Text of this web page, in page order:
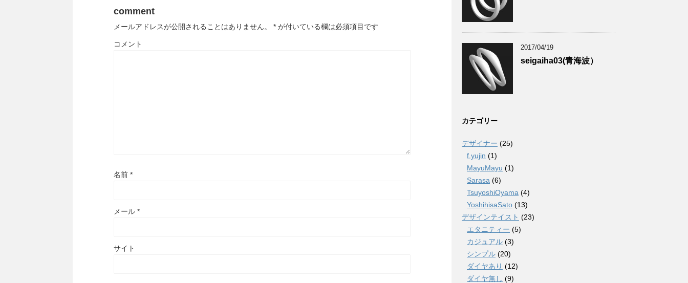
comment
メールアドレスが公開されることはありません。 * が付いている欄は必須項目です
コメント
名前 *
メール *
サイト
2017/04/19
seigaiha03(青海波）
カテゴリー
デザイナー (25)
f.yujin (1)
MayuMayu (1)
Sarasa (6)
TsuyoshiOyama (4)
YoshihisaSato (13)
デザインテイスト (23)
エタニティー (5)
カジュアル (3)
シンプル (20)
ダイヤあり (12)
ダイヤ無し (9)